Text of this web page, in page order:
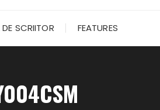
SCRIITOR FEATURES